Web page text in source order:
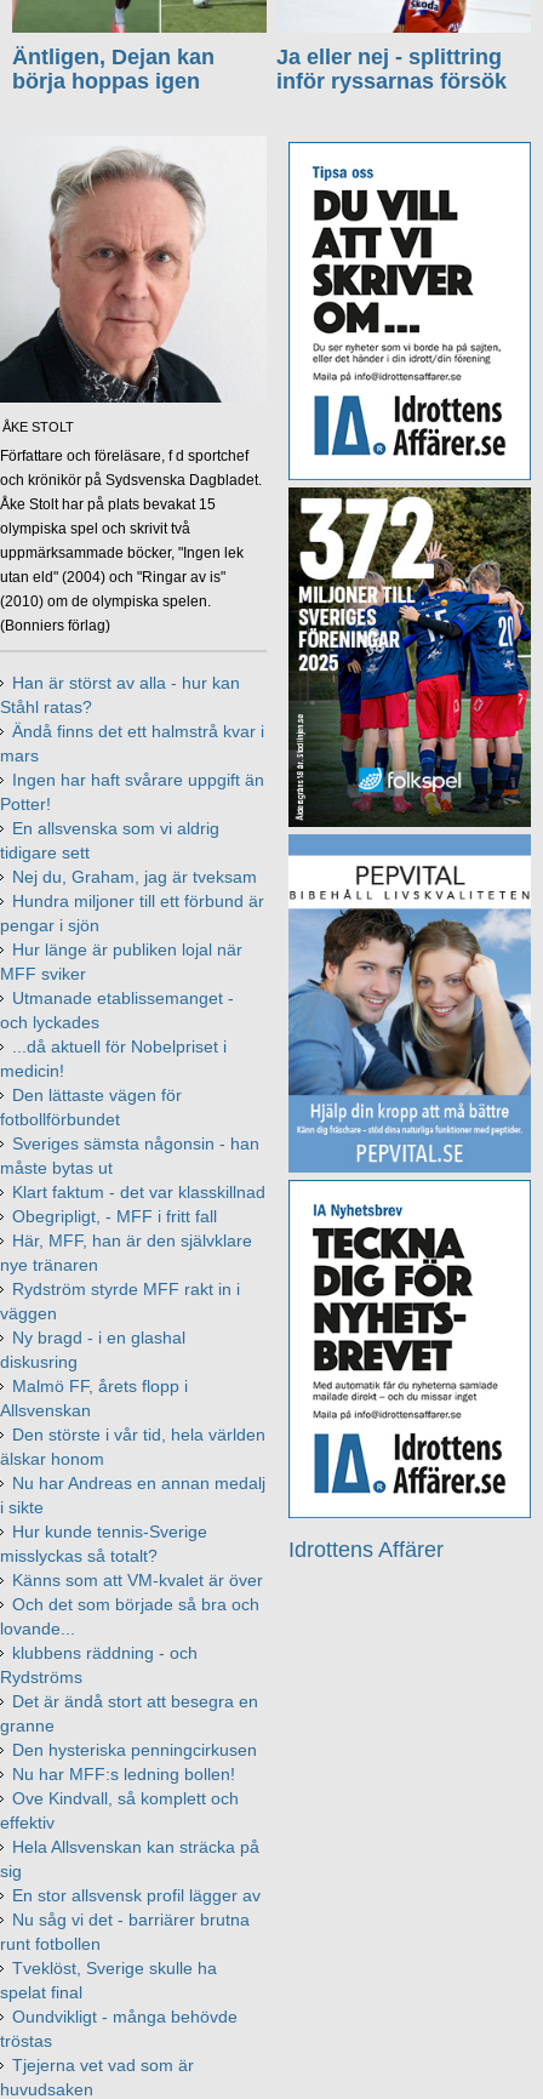
Äntligen, Dejan kan
börja hoppas igen
Ja eller nej - splittring
inför ryssarnas försök
Idrottens Affärer
ÅKE STOLT
Författare och föreläsare, f d sportchef
och krönikör på Sydsvenska Dagbladet.
Åke Stolt har på plats bevakat 15
olympiska spel och skrivit två
uppmärksammade böcker, "Ingen lek
utan eld" (2004) och "Ringar av is"
(2010) om de olympiska spelen.
(Bonniers förlag)
Han är störst av alla - hur kan
Ståhl ratas?
Ändå finns det ett halmstrå kvar i
mars
Ingen har haft svårare uppgift än
Potter!
En allsvenska som vi aldrig
tidigare sett
Nej du, Graham, jag är tveksam
Hundra miljoner till ett förbund är
pengar i sjön
Hur länge är publiken lojal när
MFF sviker
Utmanade etablissemanget -
och lyckades
...då aktuell för Nobelpriset i
medicin!
Den lättaste vägen för
fotbollförbundet
Sveriges sämsta någonsin - han
måste bytas ut
Klart faktum - det var klasskillnad
Obegripligt, - MFF i fritt fall
Här, MFF, han är den självklare
nye tränaren
Rydström styrde MFF rakt in i
väggen
Ny bragd - i en glashal
diskusring
Malmö FF, årets flopp i
Allsvenskan
Den störste i vår tid, hela världen
älskar honom
Nu har Andreas en annan medalj
i sikte
Hur kunde tennis-Sverige
misslyckas så totalt?
Känns som att VM-kvalet är över
Och det som började så bra och
lovande...
klubbens räddning - och
Rydströms
Det är ändå stort att besegra en
granne
Den hysteriska penningcirkusen
Nu har MFF:s ledning bollen!
Ove Kindvall, så komplett och
effektiv
Hela Allsvenskan kan sträcka på
sig
En stor allsvensk profil lägger av
Nu såg vi det - barriärer brutna
runt fotbollen
Tveklöst, Sverige skulle ha
spelat final
Oundvikligt - många behövde
tröstas
Tjejerna vet vad som är
huvudsaken